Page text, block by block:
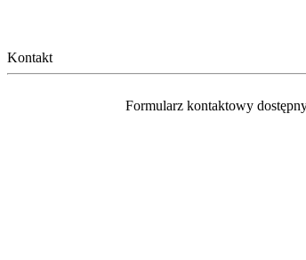
Kontakt
Formularz kontaktowy